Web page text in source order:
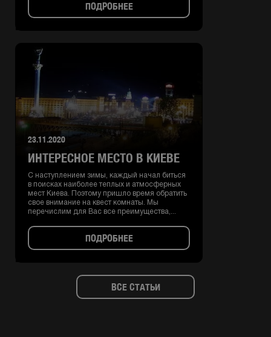
ПОДРОБНЕЕ
ИНТЕРЕСНОЕ МЕСТО В КИЕВЕ
С наступлением зимы, каждый начал биться
в поисках наиболее теплых и атмосферных
мест Киева. Поэтому пришло время обратить
свое внимание на квест комнаты. Мы
перечислим для Вас все преимущества,...
23.11.2020
ПОДРОБНЕЕ
ВСЕ СТАТЬИ